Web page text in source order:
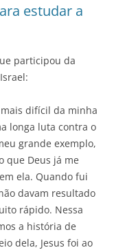
estudar a
participou da
difícil da minha
longa luta contra o
grande exemplo,
que Deus já me
ela. Quando fui
davam resultado
rápido. Nessa
a história de
dela, Jesus foi ao